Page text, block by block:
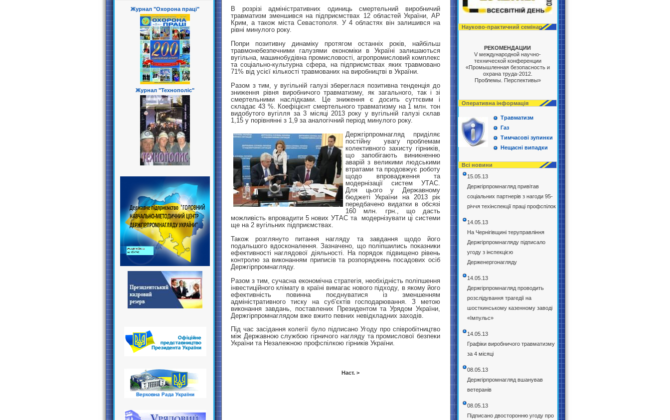
Журнал "Охорона праці"
Журнал "Технополіс"
В розрізі адміністративних одиниць смертельний виробничий
травматизм зменшився на підприємствах 12 областей України, АР
Крим, а також міста Севастополя. У 4 областях він залишився на
рівні минулого року.
Попри позитивну динаміку протягом останніх років, найбільш
травмонебезпечними галузями економіки в Україні залишаються
вугільна, машинобудівна промисловості, агропромисловий комплекс
та соціально-культурна сфера, на підприємствах яких травмовано
71% від усієї кількості травмованих на виробництві в України.
Разом з тим, у вугільній галузі збереглася позитивна тенденція до
зниження рівня виробничого травматизму, як загального, так і зі
смертельними наслідками. Це зниження є досить суттєвим і
складає 43 %. Коефіцієнт смертельного травматизму на 1 млн. тон
видобутого вугілля за 3 місяці 2013 року у вугільній галузі склав
1,15 у порівнянні з 1,9 за аналогічний період минулого року.
Держгірпромнагляд приділяє
постійну увагу проблемам
колективного захисту гірників,
що запобігають виникненню
аварій з великими людськими
втратами та продовжує роботу
щодо впровадження та
модернізації систем УТАС.
Для цього у Державному
бюджеті України на 2013 рік
передбачено видатки в обсязі
160 млн. грн., що дасть
можливість впровадити 5 нових УТАС та модернізувати ці системи
ще на 2 вугільних підприємствах.
Також розглянуто питання нагляду та завдання щодо його
подальшого вдосконалення. Зазначено, що поліпшились показники
ефективності наглядової діяльності. На порядок підвищено рівень
контролю за виконанням приписів та розпоряджень посадових осіб
Держгірпромнагляду.
Разом з тим, сучасна економічна стратегія, необхідність поліпшення
інвестиційного клімату в країні вимагає нового підходу, в якому його
ефективність повинна поєднуватися із зменшенням
адміністративного тиску на суб’єктів господарювання. З метою
виконання завдань, поставлених Президентом та Урядом України,
Держгірпромнаглядом вже вжито певних невідкладних заходів.
Під час засідання колегії було підписано Угоду про співробітництво
між Державною службою гірничого нагляду та промислової безпеки
України та Незалежною профспілкою гірників України.
Наст. >
Науково-практичний семінар
РЕКОМЕНДАЦИИ
V международной научно-
технической конференции
«Промышленная безопасность и
охрана труда-2012.
Проблемы. Перспективы»
Оперативна інформація
Травматизм
Газ
Тимчасові зупинки
Нещасні випадки
Всі новини
15.05.13
Держгірпромнагляд привітав
соціальних партнерів з нагоди 95-
річчя техінспекції праці профспілок
14.05.13
На Чернігівщині теруправління
Держгірпромнагляду підписало
угоду з інспекцією
Держенергонагляду
14.05.13
Держгірпромнагляд проводить
розслідування трагедії на
шосткинському казенному заводі
«Імпульс»
14.05.13
Графіки виробничого травматизму
за 4 місяці
08.05.13
Держгірпромнагляд вшанував
ветеранів
08.05.13
Підписано двосторонню угоду про